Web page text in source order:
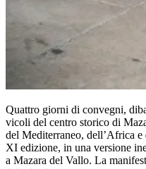
Quattro giorni di convegni,
vicoli del centro storico di
del Mediterraneo, dell’Africa
XI edizione, in una versione
a Mazara del Vallo. La